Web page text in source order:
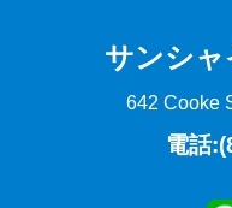
サンシ
642 Cooke
電話